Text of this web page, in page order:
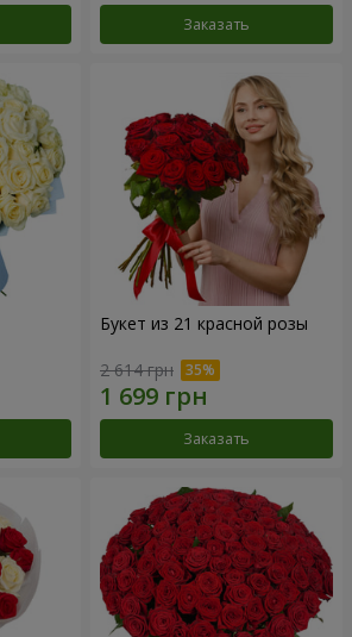
Заказать
Букет из 21 красной розы
2 614 грн
Заказать